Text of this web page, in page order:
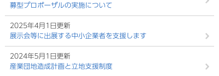
募型プロポーザルの実施について
2025年4月1日更新
展示会等に出展する中小企業者を支援します
2024年5月1日更新
産業団地造成計画と立地支援制度